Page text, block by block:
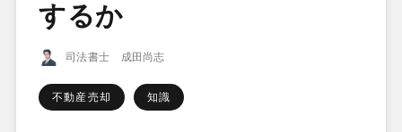
するか
司法書士 成田尚志
不動産売却 知識